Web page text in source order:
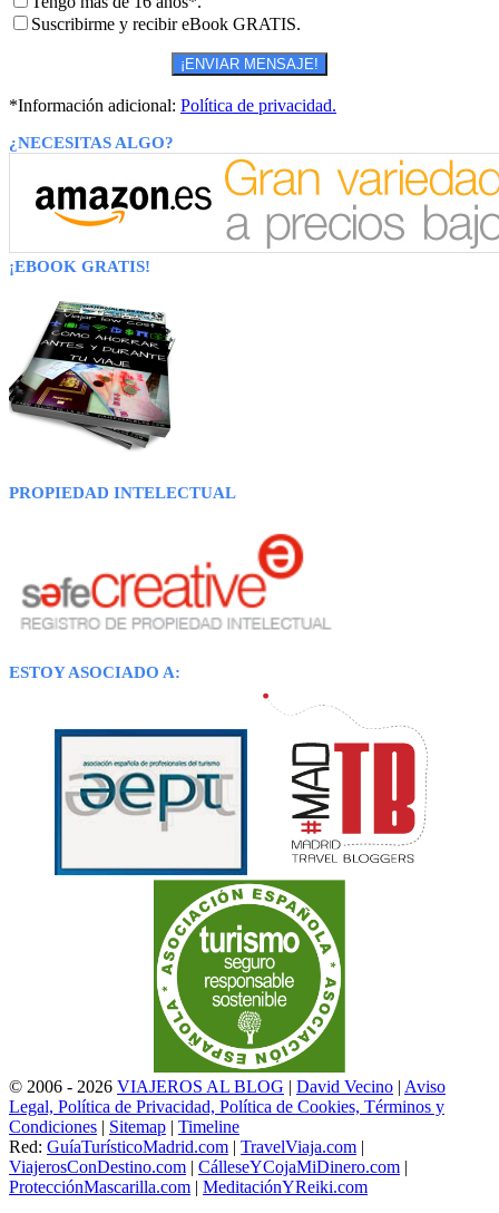
Suscribirme y recibir eBook GRATIS.
*Información adicional: Política de privacidad.
¿NECESITAS ALGO?
¡EBOOK GRATIS!
PROPIEDAD INTELECTUAL
ESTOY ASOCIADO A:
© 2006 - 2026 VIAJEROS AL BLOG | David Vecino | Aviso
Legal, Política de Privacidad, Política de Cookies, Términos y
Condiciones | Sitemap | Timeline
Red: GuíaTurísticoMadrid.com | TravelViaja.com |
ViajerosConDestino.com | CálleseYCojaMiDinero.com |
ProtecciónMascarilla.com | MeditaciónYReiki.com